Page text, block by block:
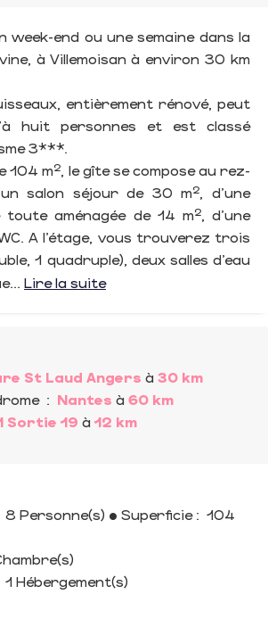
week-end ou une semaine dans la
à Villemoisan à environ 30 km
entièrement rénové, peut
huit personnes et est classé
3***.
104 m², le gîte se compose au rez-
salon séjour de 30 m², d’une
aménagée de 14 m², d’une
A l’étage, vous trouverez trois
1 quadruple), deux salles d’eau
Lire la suite
St Laud Angers à 30 km
: Nantes à 60 km
Sortie 19 à 12 km
8 Personne(s) • Superficie : 104
1 Hébergement(s)